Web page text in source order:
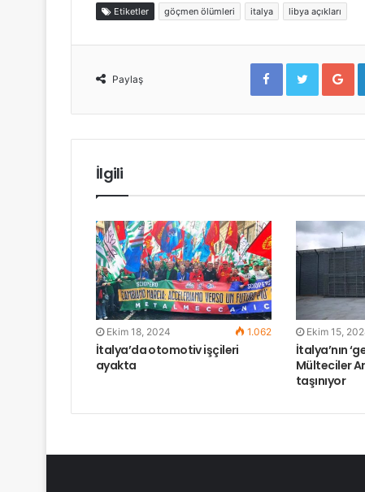
Etiketler göçmen ölümleri italya libya açıkları
Paylaş
F
e
b
o
T
t
t
r
G
g
l
+
İlgili
Ekim 18, 2024 1.062
İtalya’da otomotiv işçileri
ayakta
Ekim 15,
İtalya’nın
Mülteciler
taşınıyor